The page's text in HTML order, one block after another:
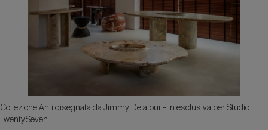
Collezione Anti disegnata da Jimmy Delatour - in esclusiva per Studio
TwentySeven